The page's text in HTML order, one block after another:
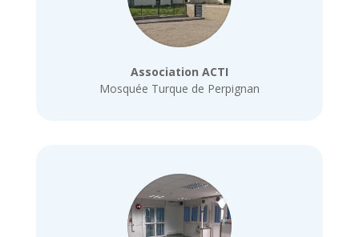
Association ACTI
Mosquée Turque de Perpignan